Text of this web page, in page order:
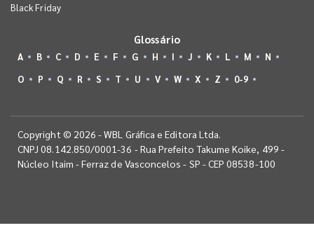
Black Friday
Glossário
A B C D E F G H I J K L M
N
O
P Q R S T U V W X Z 0-9
Copyright © 2026 - WBL Gráfica e Editora Ltda.
CNPJ 08.142.850/0001-36 - Rua Prefeito Takume Koike, 499 -
Núcleo Itaim - Ferraz de Vasconcelos - SP - CEP 08538-100